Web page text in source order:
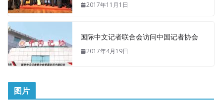
2017年11月1日
国际中文记者联合会访问中国记者协会
2017年4月19日
图片